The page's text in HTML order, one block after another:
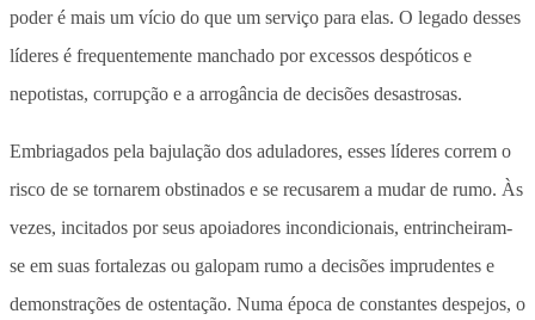
poder é mais um vício do que um serviço para elas. O legado desses
líderes é frequentemente manchado por excessos despóticos e
nepotistas, corrupção e a arrogância de decisões desastrosas.
Embriagados pela bajulação dos aduladores, esses líderes correm o
risco de se tornarem obstinados e se recusarem a mudar de rumo. Às
vezes, incitados por seus apoiadores incondicionais, entrincheiram-
se em suas fortalezas ou galopam rumo a decisões imprudentes e
demonstrações de ostentação. Numa época de constantes despejos, o